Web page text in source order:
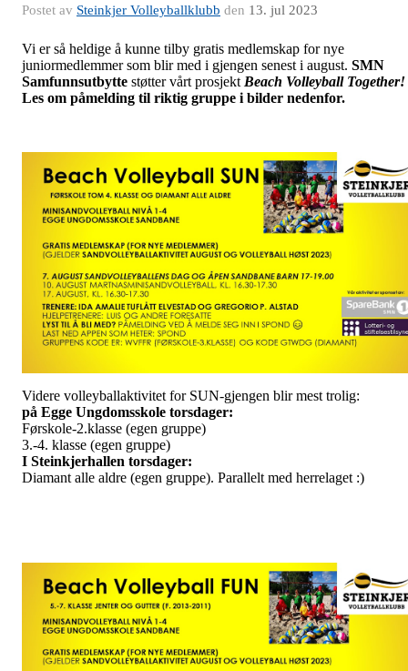
Postet av Steinkjer Volleyballklubb den 13. jul 2023
Vi er så heldige å kunne tilby gratis medlemskap for nye
juniormedlemmer som blir med i gjengen senest i august. SMN
Samfunnsutbytte støtter vårt prosjekt Beach Volleyball Together!
Les om påmelding til riktig gruppe i bilder nedenfor.
Videre volleyballaktivitet for SUN-gjengen blir mest trolig:
på Egge Ungdomsskole torsdager:
Førskole-2.klasse (egen gruppe)
3.-4. klasse (egen gruppe)
I Steinkjerhallen torsdager:
Diamant alle aldre (egen gruppe). Parallelt med herrelaget :)